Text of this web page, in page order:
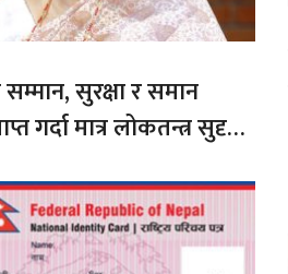
सुरक्षा र समान
गर्दा मात्र लोकतन्त्र सुदृढ